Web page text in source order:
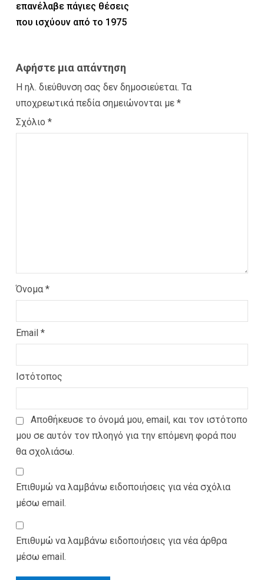
επανέλαβε πάγιες θέσεις
που ισχύουν από το 1975
Αφήστε μια απάντηση
Η ηλ. διεύθυνση σας δεν δημοσιεύεται. Τα
υποχρεωτικά πεδία σημειώνονται με *
Σχόλιο *
Όνομα *
Email *
Ιστότοπος
Αποθήκευσε το όνομά μου, email, και τον ιστότοπο
μου σε αυτόν τον πλοηγό για την επόμενη φορά που
θα σχολιάσω.
Επιθυμώ να λαμβάνω ειδοποιήσεις για νέα σχόλια
μέσω email.
Επιθυμώ να λαμβάνω ειδοποιήσεις για νέα άρθρα
μέσω email.